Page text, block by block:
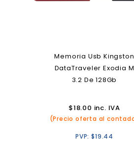
Memoria Usb Kingston
DataTraveler Exodia M
3.2 De 128Gb
$18.00 inc. IVA
(Precio oferta al
PVP:$19.44